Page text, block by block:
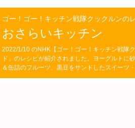
ゴー！ゴー！キッチン戦隊クックルンの
おさらいキッチン
2022/1/10 のNHK【ゴー！ゴー！キッチン戦隊
ド」のレシピが紹介されました。ヨーグルトに
＆缶詰のフルーツ、黒豆をサンドしたスイーツ